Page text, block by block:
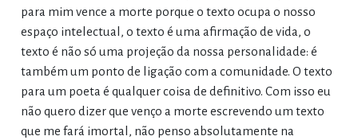
para mim vence a morte porque o texto ocupa o nosso
espaço intelectual, o texto é uma afirmação de vida, o
texto é não só uma projeção da nossa personalidade: é
também um ponto de ligação com a comunidade. O texto
para um poeta é qualquer coisa de definitivo. Com isso eu
não quero dizer que venço a morte escrevendo um texto
que me fará imortal, não penso absolutamente na